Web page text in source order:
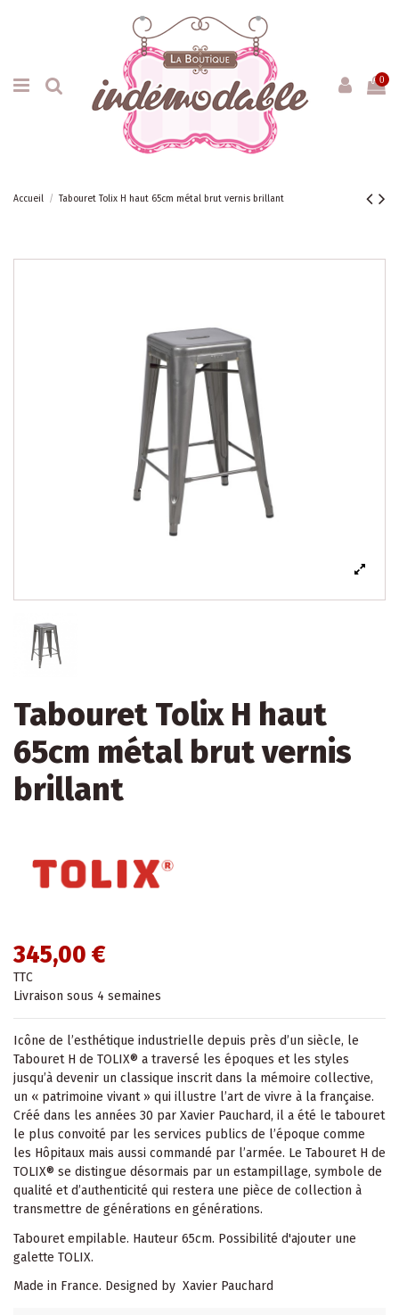
0
Accueil Tabouret Tolix H haut 65cm métal brut vernis brillant
Tabouret Tolix H haut
65cm métal brut vernis
brillant
345,00 €
TTC
Livraison sous 4 semaines
Icône de l’esthétique industrielle depuis près d’un siècle, le
Tabouret H de TOLIX® a traversé les époques et les styles
jusqu’à devenir un classique inscrit dans la mémoire collective,
un « patrimoine vivant » qui illustre l’art de vivre à la française.
Créé dans les années 30 par Xavier Pauchard, il a été le tabouret
le plus convoité par les services publics de l’époque comme
les Hôpitaux mais aussi commandé par l’armée. Le Tabouret H de
TOLIX® se distingue désormais par un estampillage, symbole de
qualité et d’authenticité qui restera une pièce de collection à
transmettre de générations en générations.
Tabouret empilable. Hauteur 65cm. Possibilité d'ajouter une
galette TOLIX.
Made in France. Designed by Xavier Pauchard